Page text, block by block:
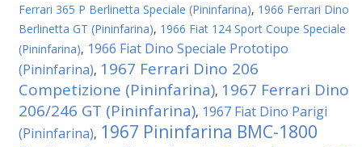
Ferrari 365 P Berlinetta Speciale (Pininfarina), 1966 Ferrari Dino
Berlinetta GT (Pininfarina), 1966 Fiat 124 Sport Coupe Speciale
(Pininfarina), 1966 Fiat Dino Speciale Prototipo
(Pininfarina), 1967 Ferrari Dino 206
Competizione (Pininfarina), 1967 Ferrari Dino
206/246 GT (Pininfarina), 1967 Fiat Dino Parigi
(Pininfarina), 1967 Pininfarina BMC-1800